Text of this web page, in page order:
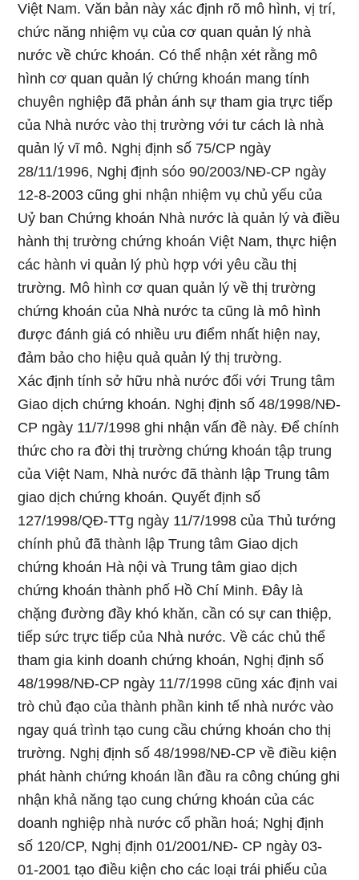
Việt Nam. Văn bản này xác định rõ mô hình, vị trí,
chức năng nhiệm vụ của cơ quan quản lý nhà
nước về chức khoán. Có thể nhận xét rằng mô
hình cơ quan quản lý chứng khoán mang tính
chuyên nghiệp đã phản ánh sự tham gia trực tiếp
của Nhà nước vào thị trường với tư cách là nhà
quản lý vĩ mô. Nghị định số 75/CP ngày
28/11/1996, Nghị định sóo 90/2003/NĐ-CP ngày
12-8-2003 cũng ghi nhận nhiệm vụ chủ yếu của
Uỷ ban Chứng khoán Nhà nước là quản lý và điều
hành thị trường chứng khoán Việt Nam, thực hiện
các hành vi quản lý phù hợp với yêu cầu thị
trường. Mô hình cơ quan quản lý về thị trường
chứng khoán của Nhà nước ta cũng là mô hình
được đánh giá có nhiều ưu điểm nhất hiện nay,
đảm bảo cho hiệu quả quản lý thị trường.
Xác định tính sở hữu nhà nước đối với Trung tâm
Giao dịch chứng khoán. Nghị định số 48/1998/NĐ-
CP ngày 11/7/1998 ghi nhận vấn đề này. Để chính
thức cho ra đời thị trường chứng khoán tập trung
của Việt Nam, Nhà nước đã thành lập Trung tâm
giao dịch chứng khoán. Quyết định số
127/1998/QĐ-TTg ngày 11/7/1998 của Thủ tướng
chính phủ đã thành lập Trung tâm Giao dịch
chứng khoán Hà nội và Trung tâm giao dịch
chứng khoán thành phố Hồ Chí Minh. Đây là
chặng đường đầy khó khăn, cần có sự can thiệp,
tiếp sức trực tiếp của Nhà nước. Về các chủ thể
tham gia kinh doanh chứng khoán, Nghị định số
48/1998/NĐ-CP ngày 11/7/1998 cũng xác định vai
trò chủ đạo của thành phần kinh tế nhà nước vào
ngay quá trình tạo cung cầu chứng khoán cho thị
trường. Nghị định số 48/1998/NĐ-CP về điều kiện
phát hành chứng khoán lần đầu ra công chúng ghi
nhận khả năng tạo cung chứng khoán của các
doanh nghiệp nhà nước cổ phần hoá; Nghị định
số 120/CP, Nghị định 01/2001/NĐ- CP ngày 03-
01-2001 tạo điều kiện cho các loại trái phiếu của